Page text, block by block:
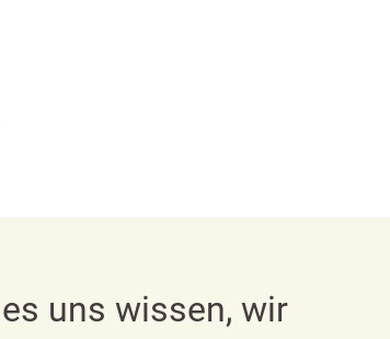
uns wissen, wir